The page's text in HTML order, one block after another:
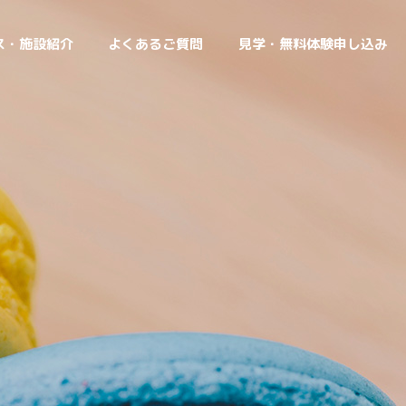
・施設紹介 よくあるご質問 見学・無料体験申し込み